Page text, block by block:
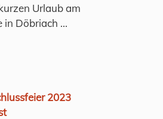
Urlaub am
in Döbriach ...
2023